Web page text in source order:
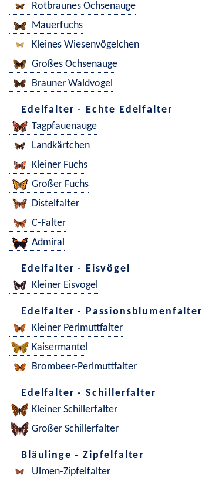
Rotbraunes Ochsenauge
Mauerfuchs
Kleines Wiesenvögelchen
Großes Ochsenauge
Brauner Waldvogel
Edelfalter - Echte Edelfalter
Tagpfauenauge
Landkärtchen
Kleiner Fuchs
Großer Fuchs
Distelfalter
C-Falter
Admiral
Edelfalter - Eisvögel
Kleiner Eisvogel
Edelfalter - Passionsblumenfalter
Kleiner Perlmuttfalter
Kaisermantel
Brombeer-Perlmuttfalter
Edelfalter - Schillerfalter
Kleiner Schillerfalter
Großer Schillerfalter
Bläulinge - Zipfelfalter
Ulmen-Zipfelfalter